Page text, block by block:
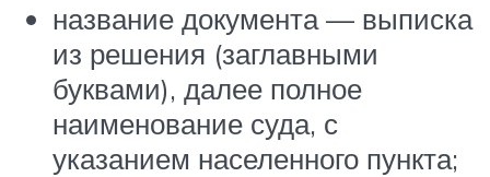
название документа — выписка
из решения (заглавными
буквами), далее полное
наименование суда, с
указанием населенного пункта;